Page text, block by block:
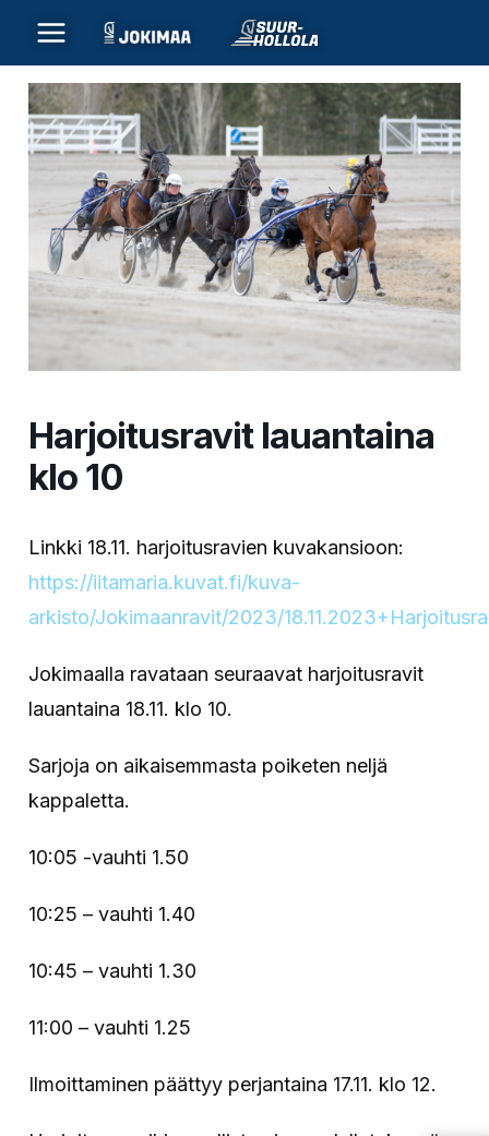
sisältöön
Harjoitusravit lauantaina
klo 10
Linkki 18.11. harjoitusravien kuvakansioon:
https://iitamaria.kuvat.fi/kuva-
arkisto/Jokimaanravit/2023/
Jokimaalla ravataan seuraavat harjoitusravit
lauantaina 18.11. klo 10.
Sarjoja on aikaisemmasta poiketen neljä
kappaletta.
10:05 -vauhti 1.50
10:25 – vauhti 1.40
10:45 – vauhti 1.30
11:00 – vauhti 1.25
Ilmoittaminen päättyy perjantaina 17.11. klo 12.